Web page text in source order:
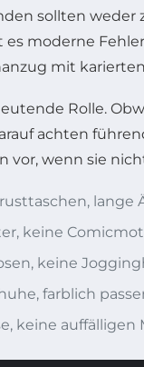
sollten
moderne
mit
Rolle.
achten
vor, wenn sie
lange
keine
keine
farblich
keine auffälligen